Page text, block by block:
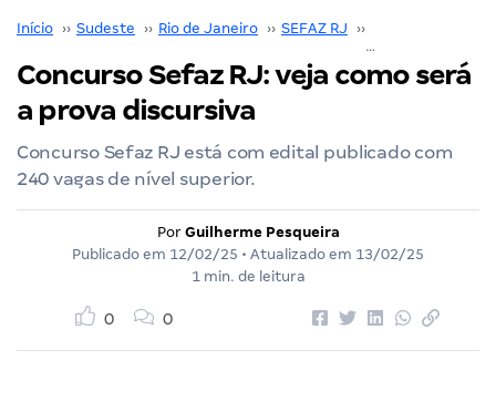
Início ›› Sudeste ›› Rio de Janeiro ›› SEFAZ RJ ››
Concurso Sefaz RJ: veja como será
a prova discursiva
Concurso Sefaz RJ está com edital publicado com
240 vagas de nível superior.
Por Guilherme Pesqueira
Publicado em 12/02/25 • Atualizado em 13/02/25
1 min. de leitura
0 0